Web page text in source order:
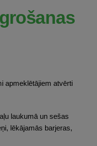
apmeklētājiem atvērti
laukumā un sešas
lēkājamās barjeras,